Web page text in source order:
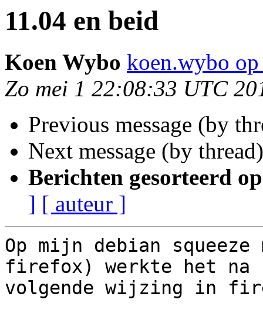
11.04 en beid
Koen Wybo koen.wybo op
Zo mei 1 22:08:33 UTC
Previous message (by
Next message (by
Berichten gesorteerd
] [ auteur ]
Op mijn debian
firefox) werkte het na
volgende wijzing in